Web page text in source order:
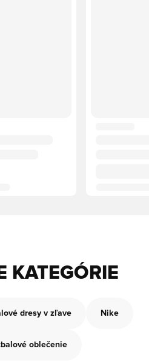
KATEGÓRIE
dresy v zľave Nike
oblečenie